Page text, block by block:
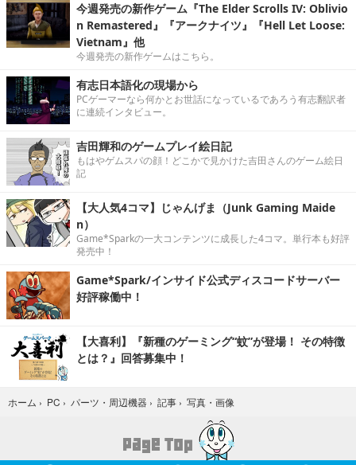
今週発売の新作ゲーム『The Elder Scrolls IV: Oblivio
n Remastered』『アークナイツ』『Hell Let Loose:
Vietnam』他
今週発売の新作ゲームはこちら。
有志日本語化の現場から
PCゲーマーなら何かとお世話になっているであろう有志翻訳者
に連続インタビュー。
吉田輝和のゲームプレイ絵日記
もはやゲムスパの顔！どこかで見かけた吉田さんのゲーム絵日
記
【大人気4コマ】じゃんげま（Junk Gaming Maide
n）
Game*Sparkの一大コンテンツに成長した4コマ。単行本も好評
発売中！
Game*Spark/インサイド公式ディスコードサーバー
好評稼働中！
【大喜利】『新種のゲーミング“蚊”が登場！ その特徴
とは？』回答募集中！
ホーム › PC › パーツ・周辺機器 › 記事 › 写真・画像